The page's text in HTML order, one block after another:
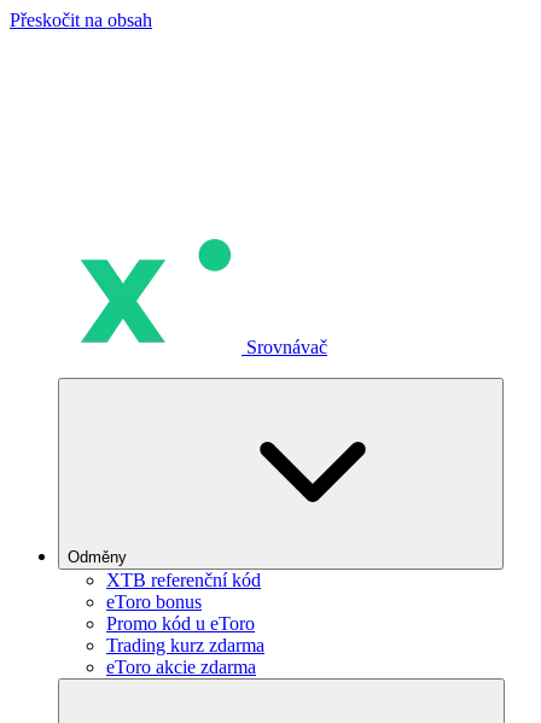
Přeskočit na obsah
Srovnávač
Odměny
XTB referenční kód
eToro bonus
Promo kód u eToro
Trading kurz zdarma
eToro akcie zdarma